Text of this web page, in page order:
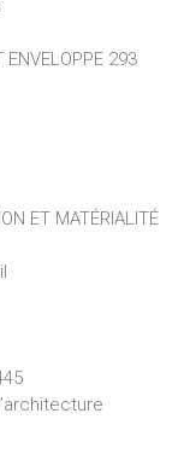
ENVELOPPE 293
ET MATÉRIALITÉ